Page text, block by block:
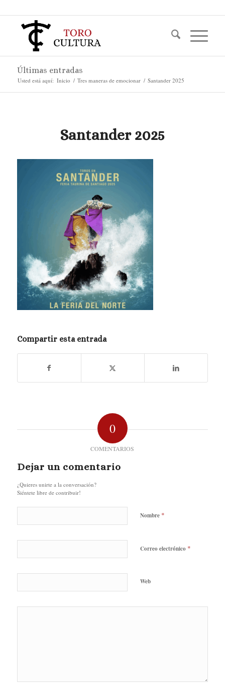
Últimas entradas
Usted está aquí: Inicio / Tres maneras de emocionar / Santander 2025
Santander 2025
Compartir esta entrada
0
COMENTARIOS
Dejar un comentario
¿Quieres unirte a la conversación?
Siéntete libre de contribuir!
Nombre *
Correo electrónico *
Web